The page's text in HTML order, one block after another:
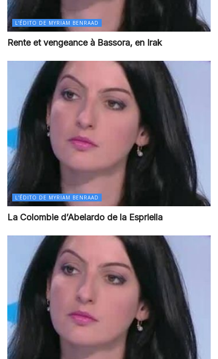
L'ÉDITO DE MYRIAM BENRAAD
Rente et vengeance à Bassora, en Irak
L'ÉDITO DE MYRIAM BENRAAD
La Colombie d’Abelardo de la Espriella